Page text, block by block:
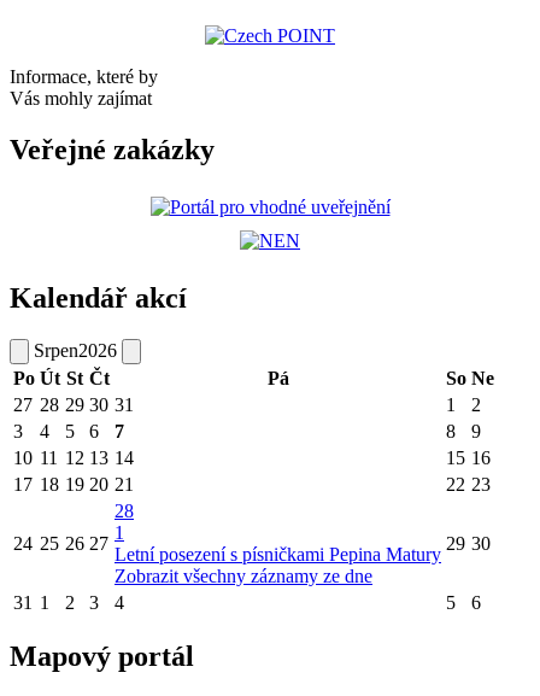
Informace, které by
Vás mohly zajímat
Veřejné zakázky
Kalendář akcí
Srpen2026
Po Út St Čt Pá So Ne
27 28 29 30 31 1
2
3
4 5 6 7 8
9
10 11 12 13 14 15 16
17 18 19 20 21 22 23
24 25 26 27
28
1
Letní posezení s písničkami Pepina Matury
Zobrazit všechny záznamy ze dne
29 30
31 1 2 3 4 5 6
Mapový portál